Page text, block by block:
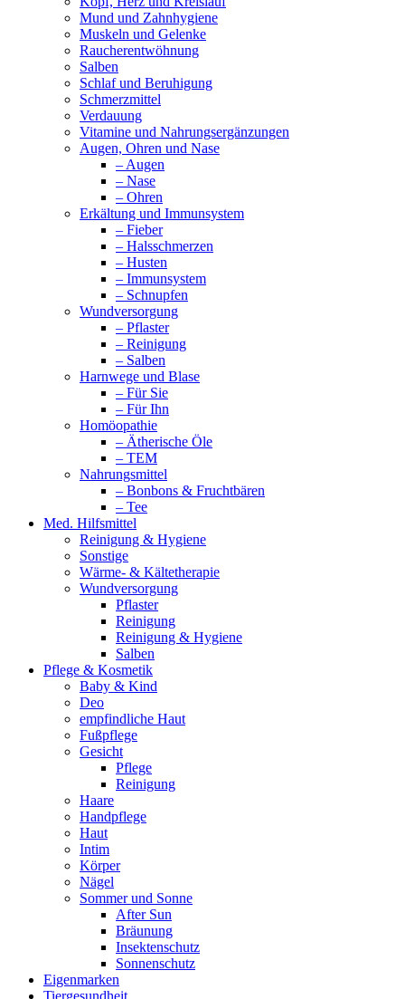
Mund und Zahnhygiene
Muskeln und Gelenke
Raucherentwöhnung
Salben
Schlaf und Beruhigung
Schmerzmittel
Verdauung
Vitamine und Nahrungsergänzungen
Augen, Ohren und Nase
– Augen
– Nase
– Ohren
Erkältung und Immunsystem
– Fieber
– Halsschmerzen
– Husten
– Immunsystem
– Schnupfen
Wundversorgung
– Pflaster
– Reinigung
– Salben
Harnwege und Blase
– Für Sie
– Für Ihn
Homöopathie
– Ätherische Öle
– TEM
Nahrungsmittel
– Bonbons & Fruchtbären
– Tee
Med. Hilfsmittel
Reinigung & Hygiene
Sonstige
Wärme- & Kältetherapie
Wundversorgung
Pflaster
Reinigung
Reinigung & Hygiene
Salben
Pflege & Kosmetik
Baby & Kind
Deo
empfindliche Haut
Fußpflege
Gesicht
Pflege
Reinigung
Haare
Handpflege
Haut
Intim
Körper
Nägel
Sommer und Sonne
After Sun
Bräunung
Insektenschutz
Sonnenschutz
Eigenmarken